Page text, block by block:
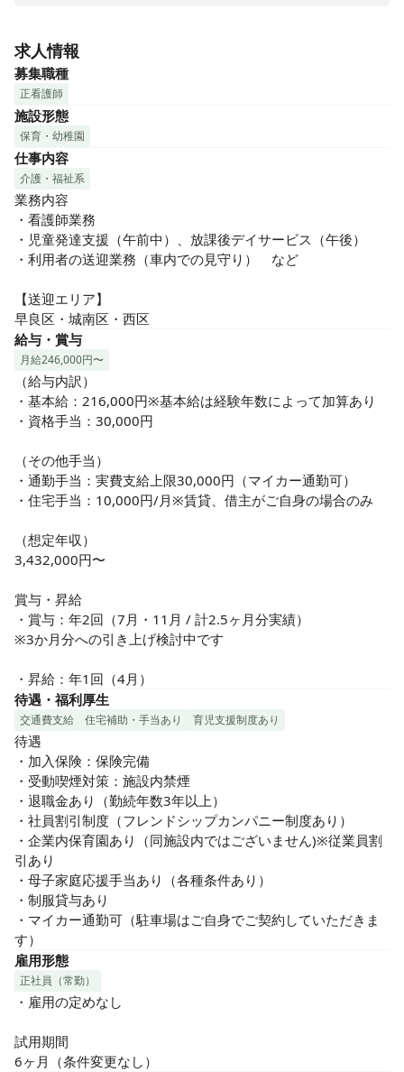
子どもたちの一瞬を、一緒に喜び合える仲間がいるから～
医療的ケアが必要な子との関わりには、やはり緊張感は常に
あります。でも、周りには様々な職種のスタッフがいます。
子どもの一瞬の表情を逃さない、子どもが大好きなスタッフ
ばかりです。一人で背負わず、チームでその子と向き合える
のがありすの家の魅力です。
株式会社Branchesが運営する「ありすの家」は、障がいを持
ったお子さんたちが通うことのできる場所です🏠
在宅での医療提供(ありす訪問看護)に加えて、施設でしかでき
ないたくさんの経験を子どもたちに届けたい。
重度の障がいがあって幼稚園や保育園、学校に通えなくて
も、看護師が常勤している為、安全に気を付けながら子ども
達の生きる権利、遊ぶ権利、学ぶ権利を大切にしていく場所
になります。「第二の家」と思えるようなあたたかく、心が
落ち着く施設になることを目指して、運営しています。
重心（重度心身障がい児）の指定を受けている事業所です
が、現在重心ではない医療的配慮の必要なお子さんもいま
今回募集するのは、看護業務を活かした”療育”というお仕事に
なります！
スで一緒に働きませんか？
・子育て世代を支えたい！連携・企業内保育園あります！
取得は積極的◎
・頑張るあなたを支えたい！賞与は年2回（3か月分に引き上
げ検討中）◎皆勤賞制度あり！MVP賞あり
求人情報
募集職種
正看護師
施設形態
保育・幼稚園
仕事内容
介護・福祉系
業務内容
・看護師業務
・児童発達支援（午前中）、放課後デイサービス（午後）
・利用者の送迎業務（車内での見守り）　など
【送迎エリア】
早良区・城南区・西区
給与・賞与
月給246,000円〜
（給与内訳）
・基本給：216,000円※基本給は経験年数によって加算あり
・資格手当：30,000円
（その他手当）
・通勤手当：実費支給上限30,000円（マイカー通勤可）
・住宅手当：10,000円/月※賃貸、借主がご自身の場合のみ
（想定年収）
3,432,000円〜
賞与・昇給
・賞与：年2回（7月・11月 / 計2.5ヶ月分実績）
※3か月分への引き上げ検討中です
・昇給：年1回（4月）
待遇・福利厚生
交通費支給 住宅補助・手当あり 育児支援制度あり
待遇
・加入保険：保険完備
・受動喫煙対策：施設内禁煙
・退職金あり（勤続年数3年以上）
・社員割引制度（フレンドシップカンパニー制度あり）
・企業内保育園あり（同施設内ではございません)※従業員割
引あり
・母子家庭応援手当あり（各種条件あり）
・制服貸与あり
・マイカー通勤可（駐車場はご自身でご契約していただきま
す）
雇用形態
正社員（常勤）
・雇用の定めなし
試用期間
6ヶ月（条件変更なし）